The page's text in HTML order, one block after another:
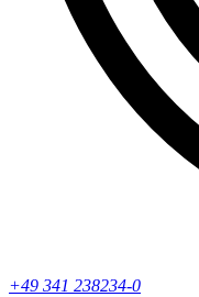
+49 341 238234-0